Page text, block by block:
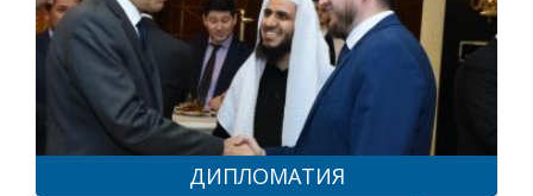
ДИПЛОМАТИЯ